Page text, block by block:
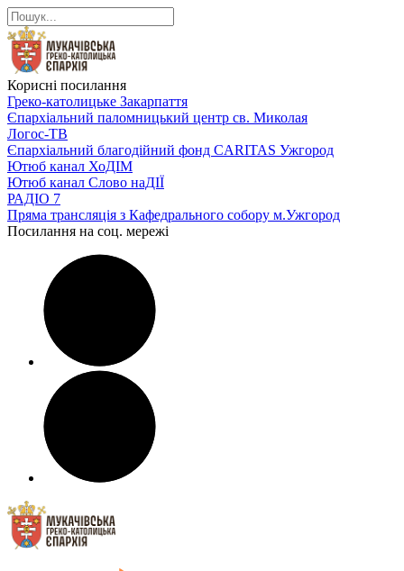
Корисні посилання
Греко-католицьке Закарпаття
Єпархіальний паломницький центр св. Миколая
Логос-ТВ
Єпархіальний благодійний фонд CARITAS Ужгород
Ютюб канал ХоДІМ
Ютюб канал Слово наДІЇ
РАДІО 7
Пряма трансляція з Кафедрального собору м.Ужгород
Посилання на соц. мережі